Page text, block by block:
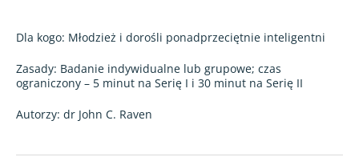
Dla kogo: Młodzież i dorośli ponadprzeciętnie inteligentni
Zasady: Badanie indywidualne lub grupowe; czas
ograniczony – 5 minut na Serię I i 30 minut na Serię II
Autorzy: dr John C. Raven